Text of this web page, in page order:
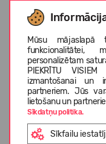
Mūsu mājaslapā
funkcionalitātei,
personalizētam
PIEKRĪTU
izmantošanai un
partneriem. Jūs
lietošanu un
Sīkdatņu politika.
Sīkfailu
KOPŠANAS
PAR KEEN
KLIENTU